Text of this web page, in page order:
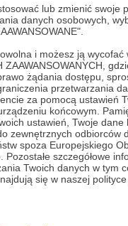
lub zmienić swoje
danych osobowych,
i możesz ją wycofać
ZAAWANSOWANYCH,
żądania dostępu,
przetwarzania
za pomocą ustawień
końcowym.
ustawień, Twoje dane
zewnętrznych odbiorców
spoza Europejskiego
Pozostałe szczegółowe
Twoich danych w tym
się w naszej polityce
od razu cały
drobne zmiany?
przypominać swoim